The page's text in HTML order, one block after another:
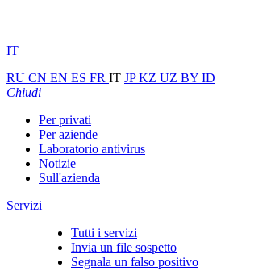
IT
RU CN EN ES FR IT JPKZ UZ BY ID
Chiudi
Per privati
Per aziende
Laboratorio antivirus
Notizie
Sull'azienda
Servizi
Tutti i servizi
Invia un file sospetto
Segnala un falso positivo